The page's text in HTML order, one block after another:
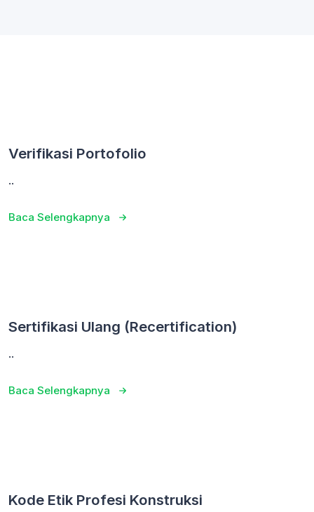
Verifikasi Portofolio
..
Baca Selengkapnya
Sertifikasi Ulang (Recertification)
..
Baca Selengkapnya
Kode Etik Profesi Konstruksi